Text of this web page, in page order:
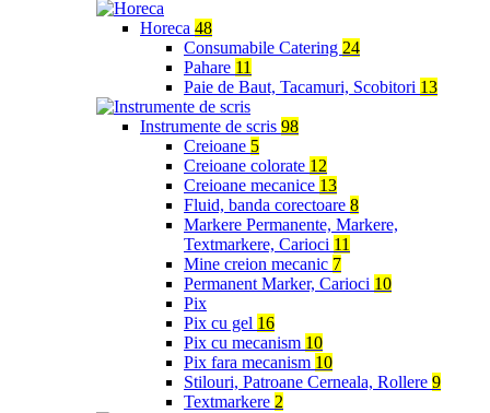
Horeca 48
Consumabile Catering 24
Pahare 11
Paie de Baut, Tacamuri, Scobitori 13
Instrumente de scris 98
Creioane 5
Creioane colorate 12
Creioane mecanice 13
Fluid, banda corectoare 8
Markere Permanente, Markere,
Textmarkere, Carioci 11
Mine creion mecanic 7
Permanent Marker, Carioci 10
Pix
Pix cu gel 16
Pix cu mecanism 10
Pix fara mecanism 10
Stilouri, Patroane Cerneala, Rollere 9
Textmarkere 2